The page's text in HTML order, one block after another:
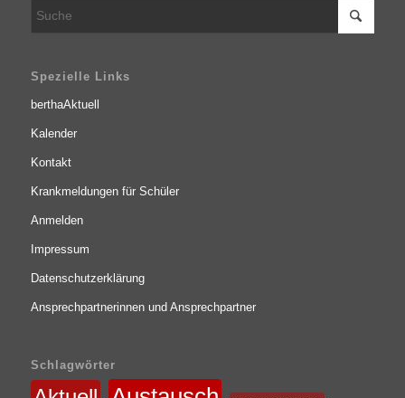
Spezielle Links
berthaAktuell
Kalender
Kontakt
Krankmeldungen für Schüler
Anmelden
Impressum
Datenschutzerklärung
Ansprechpartnerinnen und Ansprechpartner
Schlagwörter